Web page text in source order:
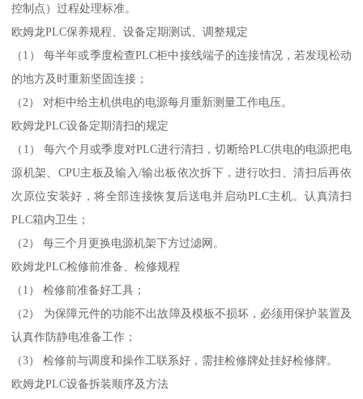
控制点）过程处理标准。
欧姆龙PLC保养规程、设备定期测试、调整规定
（1） 每半年或季度检查PLC柜中接线端子的连接情况，若发现松动
的地方及时重新坚固连接；
（2） 对柜中给主机供电的电源每月重新测量工作电压。
欧姆龙PLC设备定期清扫的规定
（1） 每六个月或季度对PLC进行清扫，切断给PLC供电的电源把电
源机架、CPU主板及输入/输出板依次拆下，进行吹扫、清扫后再依
次原位安装好，将全部连接恢复后送电并启动PLC主机。认真清扫
PLC箱内卫生；
（2） 每三个月更换电源机架下方过滤网。
欧姆龙PLC检修前准备、检修规程
（1） 检修前准备好工具；
（2） 为保障元件的功能不出故障及模板不损坏，必须用保护装置及
认真作防静电准备工作；
（3） 检修前与调度和操作工联系好，需挂检修牌处挂好检修牌。
欧姆龙PLC设备拆装顺序及方法